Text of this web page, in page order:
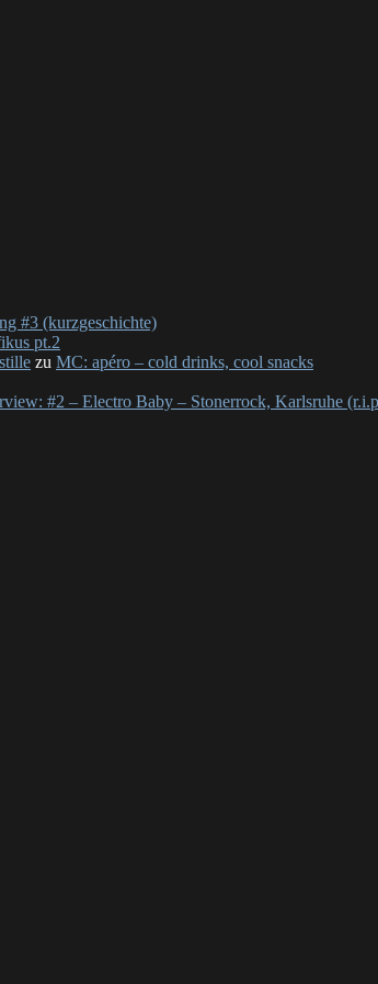
#3 (kurzgeschichte)
pt.2
zu MC: apéro – cold drinks, cool snacks
#2 – Electro Baby – Stonerrock, Karlsruhe